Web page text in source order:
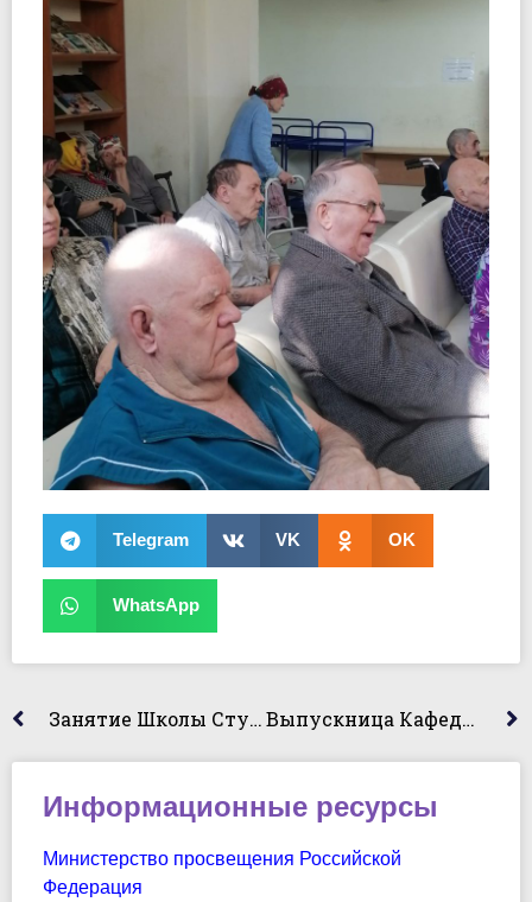
Telegram VK OK
WhatsApp
Занятие Школы Студенческих Тьюторов Выпускница Кафедры Юридических Дисциплин Посетила Студентов Специальности «Правоохранительная Деятельности»
Информационные ресурсы
Министерство просвещения Российской
Федерация